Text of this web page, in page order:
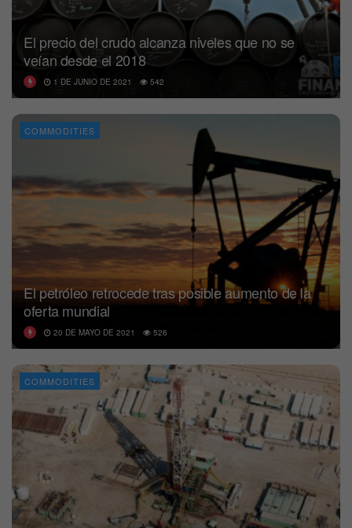
El precio del crudo alcanza niveles que no se
veían desde el 2018
1 DE JUNIO DE 2021 542
COMMODITIES
El petróleo retrocede tras posible aumento de la
oferta mundial
20 DE MAYO DE 2021 526
COMMODITIES